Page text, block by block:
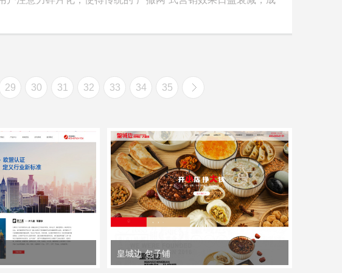
29 30 31 32 33 34 35
皇城边 包子铺